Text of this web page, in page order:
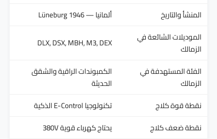
المنشأ والتاريخ
ألمانيا — Lüneburg 1946
الموديلات الشائعة في
الزمالك
DLX, DSX, MBH, M3, DEX
الفئة المستهدفة في
الزمالك
الكمبوندات الراقية والشقق
الحديثة
نقطة قوة كلاج
تكنولوجيا E-Control الذكية
نقطة ضعف كلاج
يحتاج كهرباء قوية 380V